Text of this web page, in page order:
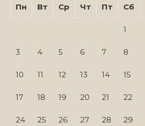
Пн
Вт Ср Чт Пт Сб
1
3 4 5 6 7 8
10 11 12 13 14 15
17 18 19 20 21 22
24 25 26 27 28 29